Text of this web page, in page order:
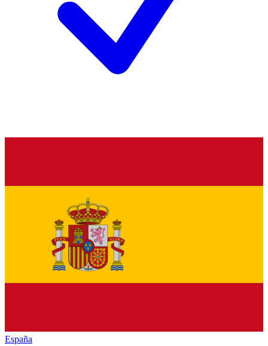
España